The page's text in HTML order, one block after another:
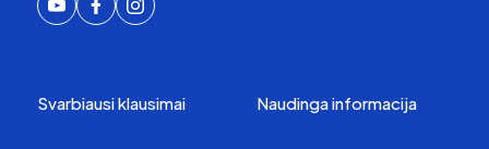
Svarbiausi klausimai Naudinga informacija